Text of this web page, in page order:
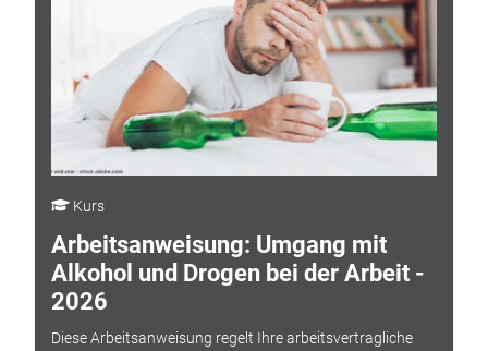
Kurs
Arbeitsanweisung: Umgang mit
Alkohol und Drogen bei der Arbeit -
2026
Diese Arbeitsanweisung regelt Ihre arbeitsvertragliche